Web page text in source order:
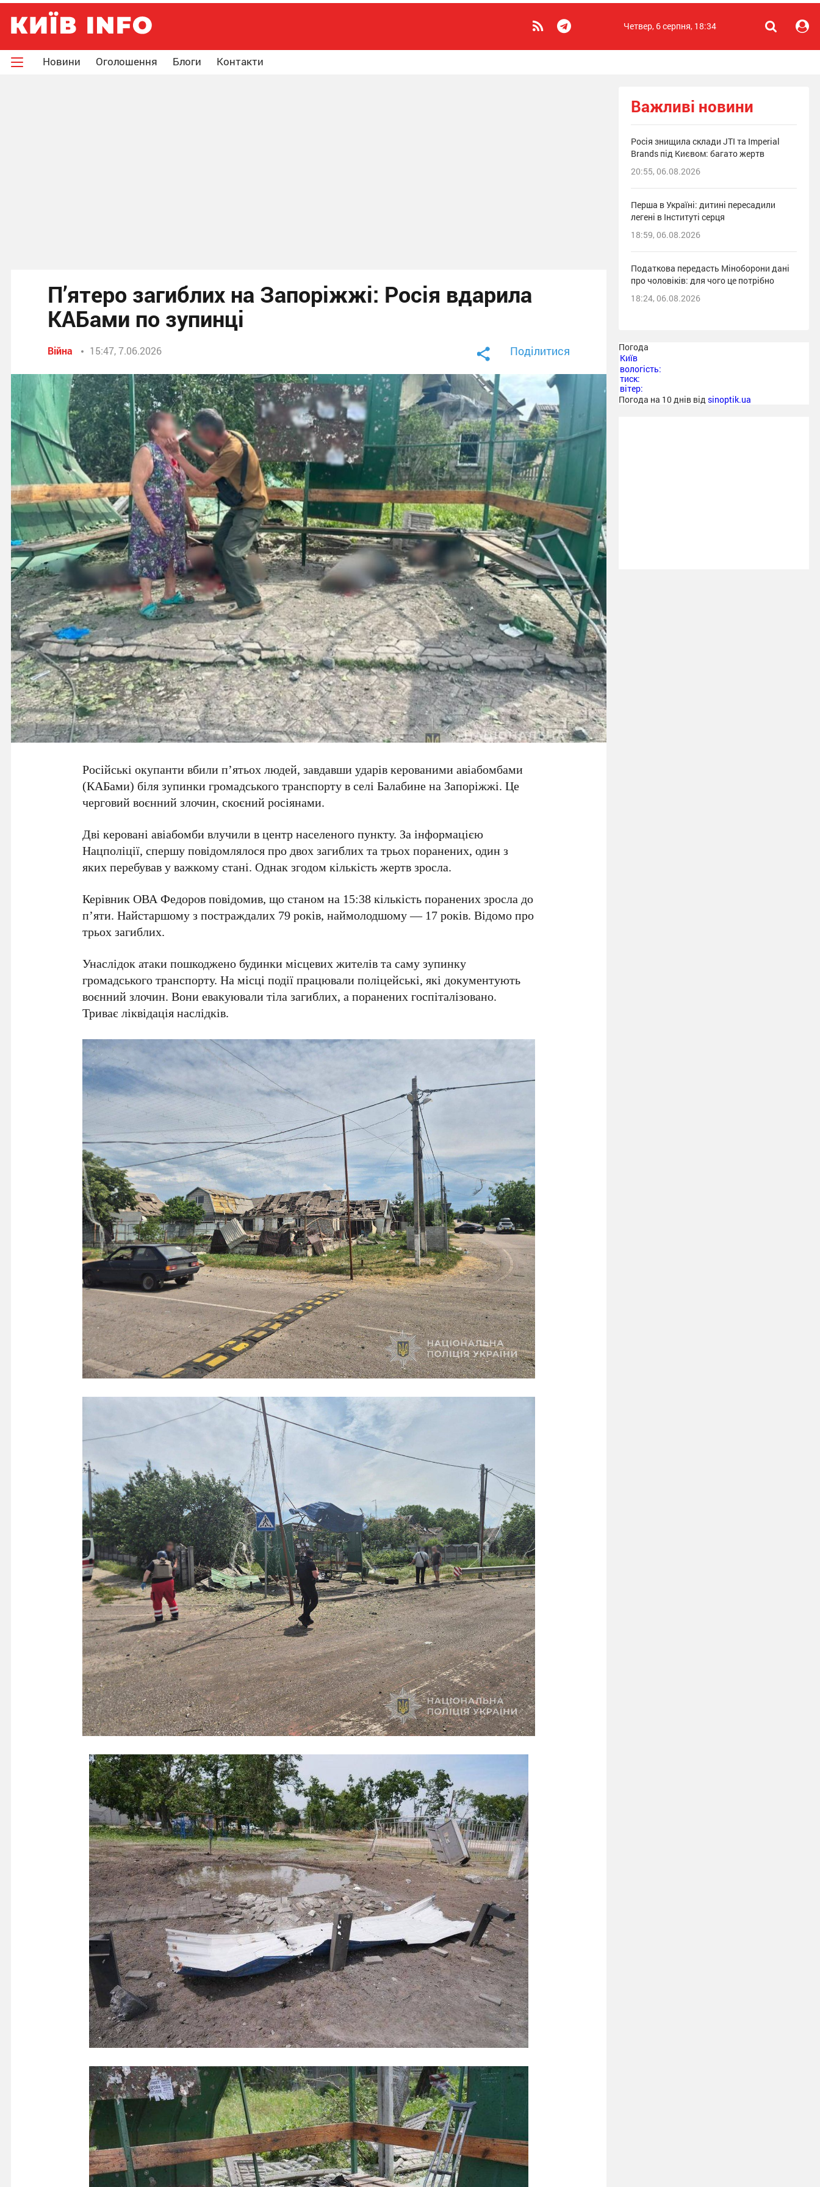
Четвер, 6 серпня, 18:34
Новини Оголошення Блоги Контакти
П’ятеро загиблих на Запоріжжі: Росія вдарила
КАБами по зупинці
Війна 15:47, 7.06.2026 Поділитися
Російські окупанти вбили п’ятьох людей, завдавши ударів керованими авіабомбами
(КАБами) біля зупинки громадського транспорту в селіБалабинена Запоріжжі. Це
черговий воєнний злочин, скоєний росіянами.
Дві керовані авіабомби влучили в центр населеного пункту. За інформацією
Нацполіції, спершу повідомлялося про двох загиблих та трьох поранених, один з
яких перебував у важкому стані. Однак згодом кількість жертв зросла.
Керівник ОВАФедоровповідомив, що станом на 15:38кількість поранених зросла до
п’яти. Найстаршому з постраждалих 79років, наймолодшому —17років. Відомо про
трьох загиблих.
Унаслідок атаки пошкоджено будинки місцевих жителів та саму зупинку
громадського транспорту. На місці події працювали поліцейські, які документують
воєнний злочин. Вони евакуювали тіла загиблих, а поранених госпіталізовано.
Триває ліквідація наслідків.
Важливі новини
Росія знищила склади JTI та Imperial
Brands під Києвом: багато жертв
20:55, 06.08.2026
Перша в Україні: дитині пересадили
легені в Інституті серця
18:59, 06.08.2026
Податкова передасть Міноборони дані
про чоловіків: для чого це потрібно
18:24, 06.08.2026
Погода
Київ
вологість:
тиск:
вітер:
Погода на 10 днів від sinoptik.ua